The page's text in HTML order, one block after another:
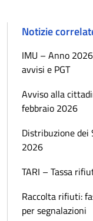
Notizie
IMU – Anno
avvisi e PGT
Avviso alla
febbraio 2026
Distribuzione dei
2026
TARI – Tassa
Raccolta rifiuti:
per segnalazioni